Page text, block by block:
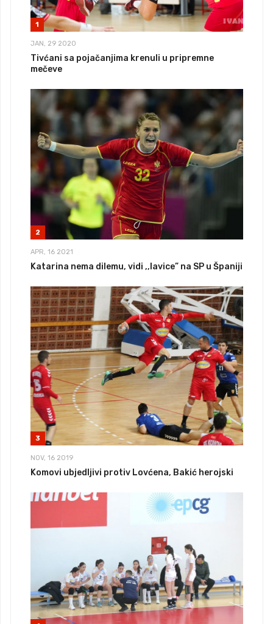
1
JAN, 29 2020
Tivćani sa pojačanjima krenuli u pripremne
mečeve
2
APR, 16 2021
Katarina nema dilemu, vidi ,,lavice” na SP u Španiji
3
NOV, 16 2019
Komovi ubjedljivi protiv Lovćena, Bakić herojski